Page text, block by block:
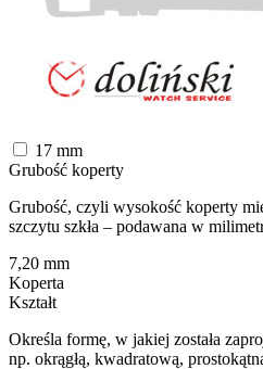
17 mm
Grubość koperty
Grubość, czyli wysokość koperty
szczytu szkła – podawana w
7,20 mm
Koperta
Kształt
Określa formę, w jakiej została
np. okrągłą, kwadratową,